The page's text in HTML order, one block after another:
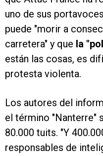
uno de sus
puede "morir a
carretera" y que la
están las cosas, es
protesta violenta.
Los autores del
el término "Nanterre"
80.000 tuits. "Y
responsables de